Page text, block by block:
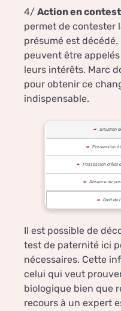
4/ Action en
permet de contester
présumé est
peuvent être
leurs intérêts. Marc
pour obtenir ce
indispensable.
Situation
Possession
Possession d’état
Absence de
Droit de
Il est possible de
test de paternité ici
nécessaires. Cette
celui qui veut
biologique bien que
recours à un expert